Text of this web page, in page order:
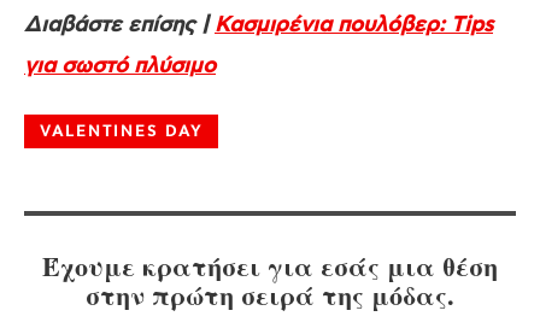
Διαβάστε επίσης |Κασμιρένια πουλόβερ: Tips
για σωστό πλύσιμο
VALENTINES DAY
Έχουμε κρατήσει για εσάς μια θέση
στην πρώτη σειρά της μόδας.